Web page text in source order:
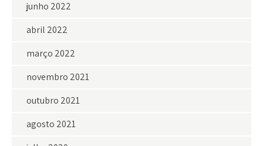
junho 2022
abril 2022
março 2022
novembro 2021
outubro 2021
agosto 2021